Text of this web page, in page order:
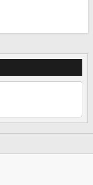
う！